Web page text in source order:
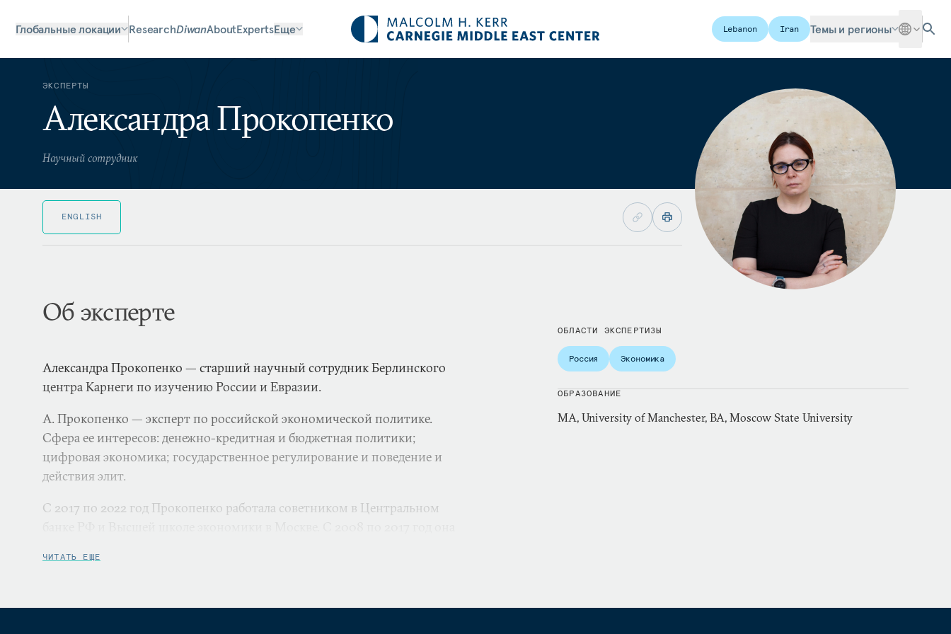
Глобальные локации ResearchDiwanAboutExpertsЕще Lebanon Iran Темы и регионы
ЭКСПЕРТЫ
Александра Прокопенко
Научный сотрудник
ENGLISH
Об эксперте
Александра Прокопенко — старший научный сотрудник Берлинского
центра Карнеги по изучению России и Евразии.
А. Прокопенко — эксперт по российской экономической политике.
Сфера ее интересов: денежно-кредитная и бюджетная политики;
цифровая экономика; государственное регулирование и поведение и
действия элит.
С 2017 по 2022 год Прокопенко работала советником в Центральном
а затем в ведущей российской деловой газете «Ведомости». Освещала
ЧИТАТЬ ЕЩЕ
ОБЛАСТИ ЭКСПЕРТИЗЫ
Россия Экономика
ОБРАЗОВАНИЕ
MA, University of Manchester, BA, Moscow State University